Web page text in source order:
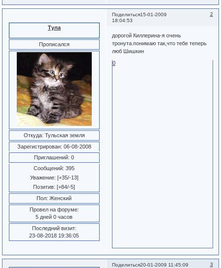
Поделиться 2
15-01-2009
18:04:53
Тула
Прописался
Откуда: Тульская земля
Зарегистрирован: 06-08-2008
Приглашений: 0
Сообщений: 395
Уважение: [+35/-13]
Позитив: [+84/-5]
Пол: Женский
Провел на форуме:
5 дней 0 часов
Последний визит:
23-08-2018 19:36:05
дорогой Киллерина-я очень
тронута.понимаю так,что тебе теперь
люб Шишкин
0
Поделиться 3
20-01-2009 11:45:09